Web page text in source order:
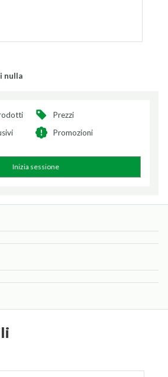
nulla
Prezzi
Promozioni
Inizia sessione